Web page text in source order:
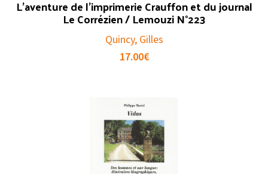
L’aventure de l’imprimerie Crauffon et du journal
Le Corrézien / Lemouzi N°223
Quincy, Gilles
17.00€